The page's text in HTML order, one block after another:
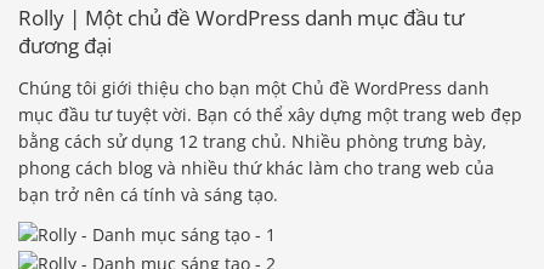
Rolly | Một chủ đề WordPress danh mục đầu tư
đương đại
Chúng tôi giới thiệu cho bạn một Chủ đề WordPress danh
mục đầu tư tuyệt vời. Bạn có thể xây dựng một trang web đẹp
bằng cách sử dụng 12 trang chủ. Nhiều phòng trưng bày,
phong cách blog và nhiều thứ khác làm cho trang web của
bạn trở nên cá tính và sáng tạo.